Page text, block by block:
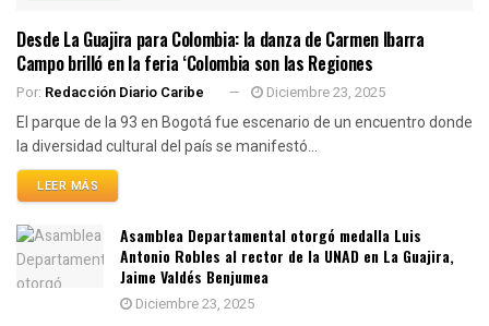
Desde La Guajira para Colombia: la danza de Carmen Ibarra
Campo brilló en la feria ‘Colombia son las Regiones
Por: Redacción Diario Caribe Diciembre 23, 2025
El parque de la 93 en Bogotá fue escenario de un encuentro donde
la diversidad cultural del país se manifestó...
LEER MÁS
Asamblea Departamental otorgó medalla Luis
Antonio Robles al rector de la UNAD en La Guajira,
Jaime Valdés Benjumea
Diciembre 23, 2025